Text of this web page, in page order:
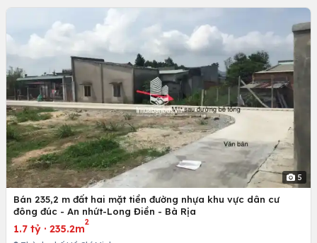
5
Bán 235,2 m đất hai mặt tiền đường nhựa khu vực dân cư
đông đúc - An nhứt-Long Điền - Bà Rịa
1.7 tỷ · 235.2m
2